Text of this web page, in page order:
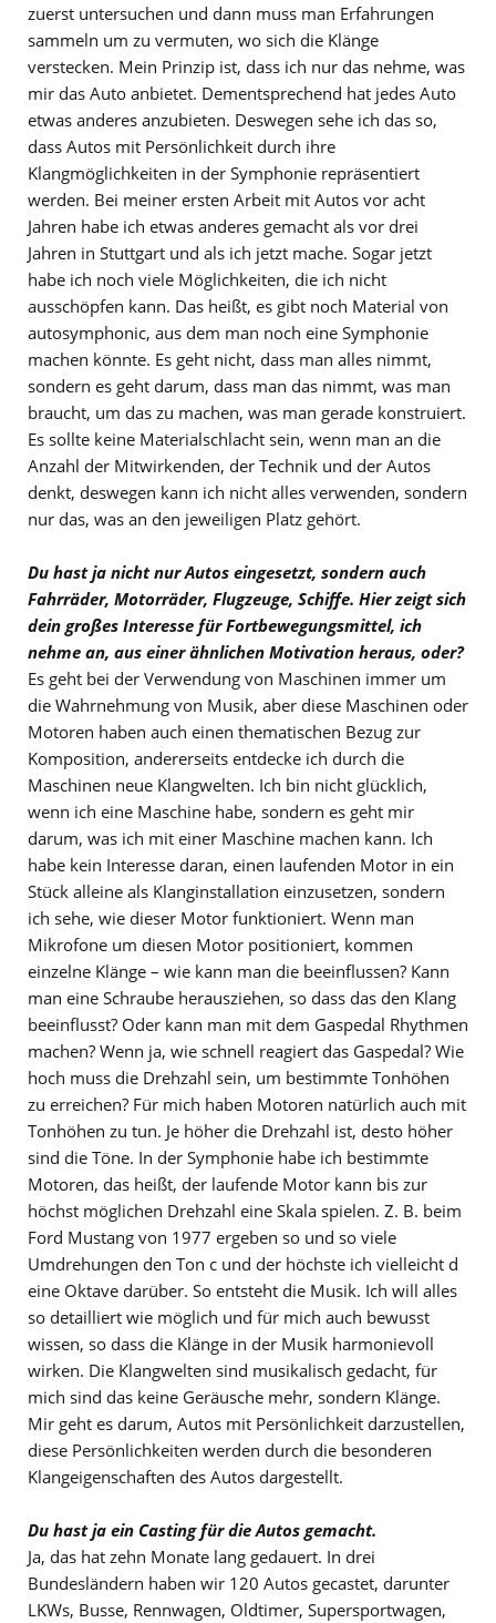
zuerst untersuchen und dann muss man Erfahrungen
sammeln um zu vermuten, wo sich die Klänge
verstecken. Mein Prinzip ist, dass ich nur das nehme, was
mir das Auto anbietet. Dementsprechend hat jedes Auto
etwas anderes anzubieten. Deswegen sehe ich das so,
dass Autos mit Persönlichkeit durch ihre
Klangmöglichkeiten in der Symphonie repräsentiert
werden. Bei meiner ersten Arbeit mit Autos vor acht
Jahren habe ich etwas anderes gemacht als vor drei
Jahren in Stuttgart und als ich jetzt mache. Sogar jetzt
habe ich noch viele Möglichkeiten, die ich nicht
ausschöpfen kann. Das heißt, es gibt noch Material von
autosymphonic, aus dem man noch eine Symphonie
machen könnte. Es geht nicht, dass man alles nimmt,
sondern es geht darum, dass man das nimmt, was man
braucht, um das zu machen, was man gerade konstruiert.
Es sollte keine Materialschlacht sein, wenn man an die
Anzahl der Mitwirkenden, der Technik und der Autos
denkt, deswegen kann ich nicht alles verwenden, sondern
nur das, was an den jeweiligen Platz gehört.
Du hast ja nicht nur Autos eingesetzt, sondern auch
Fahrräder, Motorräder, Flugzeuge, Schiffe. Hier zeigt sich
dein großes Interesse für Fortbewegungsmittel, ich
nehme an, aus einer ähnlichen Motivation heraus, oder?
Es geht bei der Verwendung von Maschinen immer um
die Wahrnehmung von Musik, aber diese Maschinen oder
Motoren haben auch einen thematischen Bezug zur
Komposition, andererseits entdecke ich durch die
Maschinen neue Klangwelten. Ich bin nicht glücklich,
wenn ich eine Maschine habe, sondern es geht mir
darum, was ich mit einer Maschine machen kann. Ich
habe kein Interesse daran, einen laufenden Motor in ein
Stück alleine als Klanginstallation einzusetzen, sondern
ich sehe, wie dieser Motor funktioniert. Wenn man
Mikrofone um diesen Motor positioniert, kommen
einzelne Klänge – wie kann man die beeinflussen? Kann
man eine Schraube herausziehen, so dass das den Klang
beeinflusst? Oder kann man mit dem Gaspedal Rhythmen
machen? Wenn ja, wie schnell reagiert das Gaspedal? Wie
hoch muss die Drehzahl sein, um bestimmte Tonhöhen
zu erreichen? Für mich haben Motoren natürlich auch mit
Tonhöhen zu tun. Je höher die Drehzahl ist, desto höher
sind die Töne. In der Symphonie habe ich bestimmte
Motoren, das heißt, der laufende Motor kann bis zur
höchst möglichen Drehzahl eine Skala spielen. Z. B. beim
Ford Mustang von 1977 ergeben so und so viele
Umdrehungen den Ton c und der höchste ich vielleicht d
eine Oktave darüber. So entsteht die Musik. Ich will alles
so detailliert wie möglich und für mich auch bewusst
wissen, so dass die Klänge in der Musik harmonievoll
wirken. Die Klangwelten sind musikalisch gedacht, für
mich sind das keine Geräusche mehr, sondern Klänge.
Mir geht es darum, Autos mit Persönlichkeit darzustellen,
diese Persönlichkeiten werden durch die besonderen
Klangeigenschaften des Autos dargestellt.
Du hast ja ein Casting für die Autos gemacht.
Ja, das hat zehn Monate lang gedauert. In drei
Bundesländern haben wir 120 Autos gecastet, darunter
LKWs, Busse, Rennwagen, Oldtimer, Supersportwagen,